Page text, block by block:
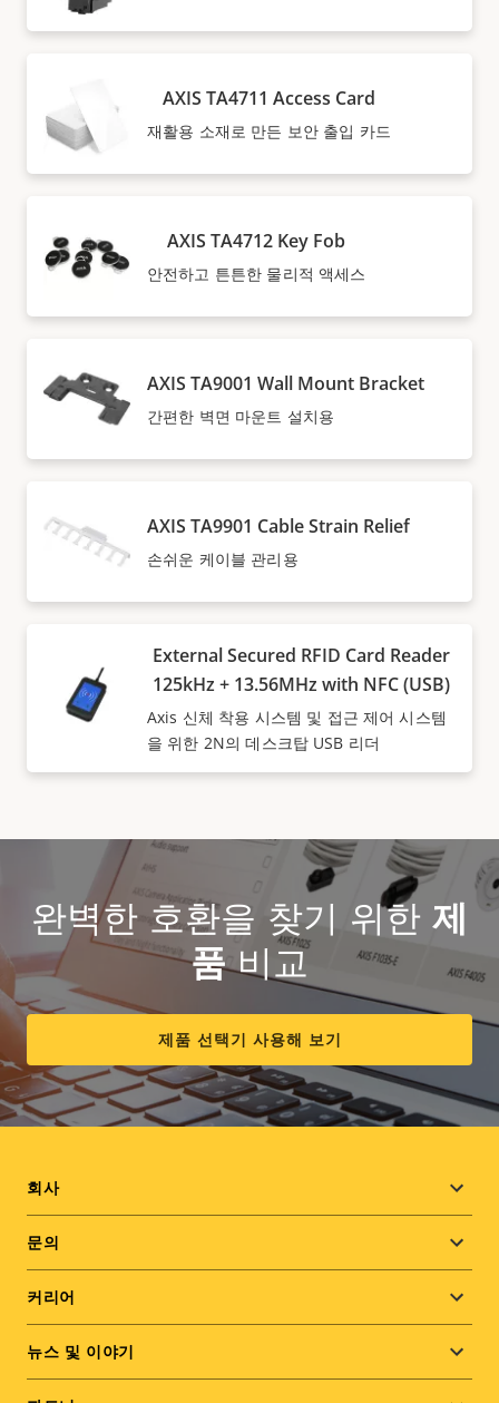
AXIS TA4711 Access Card
재활용 소재로 만든 보안 출입 카드
AXIS TA4712 Key Fob
안전하고 튼튼한 물리적 액세스
AXIS TA9001 Wall Mount Bracket
간편한 벽면 마운트 설치용
AXIS TA9901 Cable Strain Relief
손쉬운 케이블 관리용
External Secured RFID Card Reader
125kHz + 13.56MHz with NFC (USB)
Axis 신체 착용 시스템 및 접근 제어 시스템
을 위한 2N의 데스크탑 USB 리더
완벽한 호환을 찾기 위한 제
품비교
제품 선택기 사용해 보기
Footer
menu
회사
문의
커리어
뉴스 및 이야기